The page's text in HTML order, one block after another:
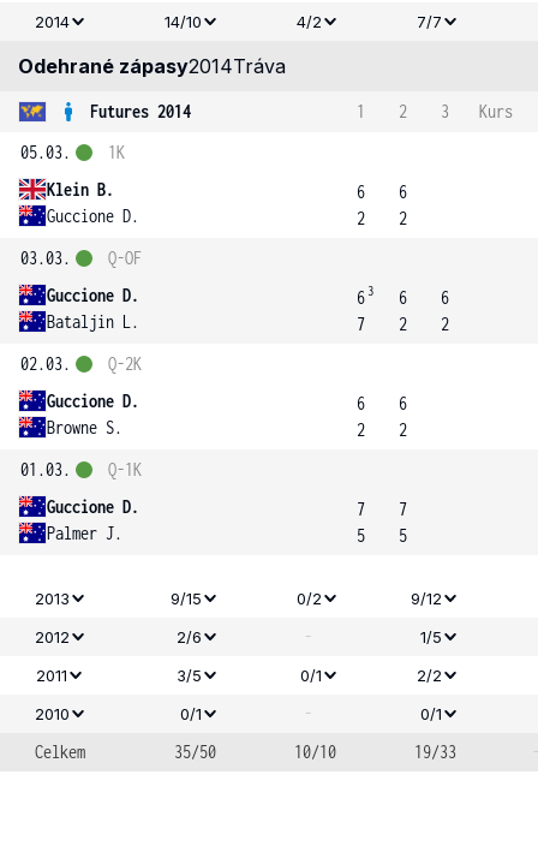
2014
14/10 4/2 7/7
Odehrané zápasy2014Tráva
Futures 2014 1 2 3
Kurs
05.03.
Klein B.
Guccione D.
1K
6
2
6
2
03.03.
Guccione D.
Bataljin L.
Q-OF
6 3
7
6
2
6
2
02.03.
Guccione D.
Browne S.
Q-2K
6
2
6
2
01.03.
Guccione D.
Palmer J.
Q-1K
7
5
7
5
2013 9/15 0/2
9/12
2012
2/6 -
1/5
2011
3/5 0/1
2/2
2010
0/1 - 0/1
Celkem 35/50 10/10 19/33